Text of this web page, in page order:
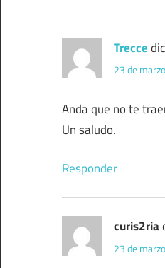
Trecce
23 de
Anda que no te
Un saludo.
Responder
curis2ria
23 de